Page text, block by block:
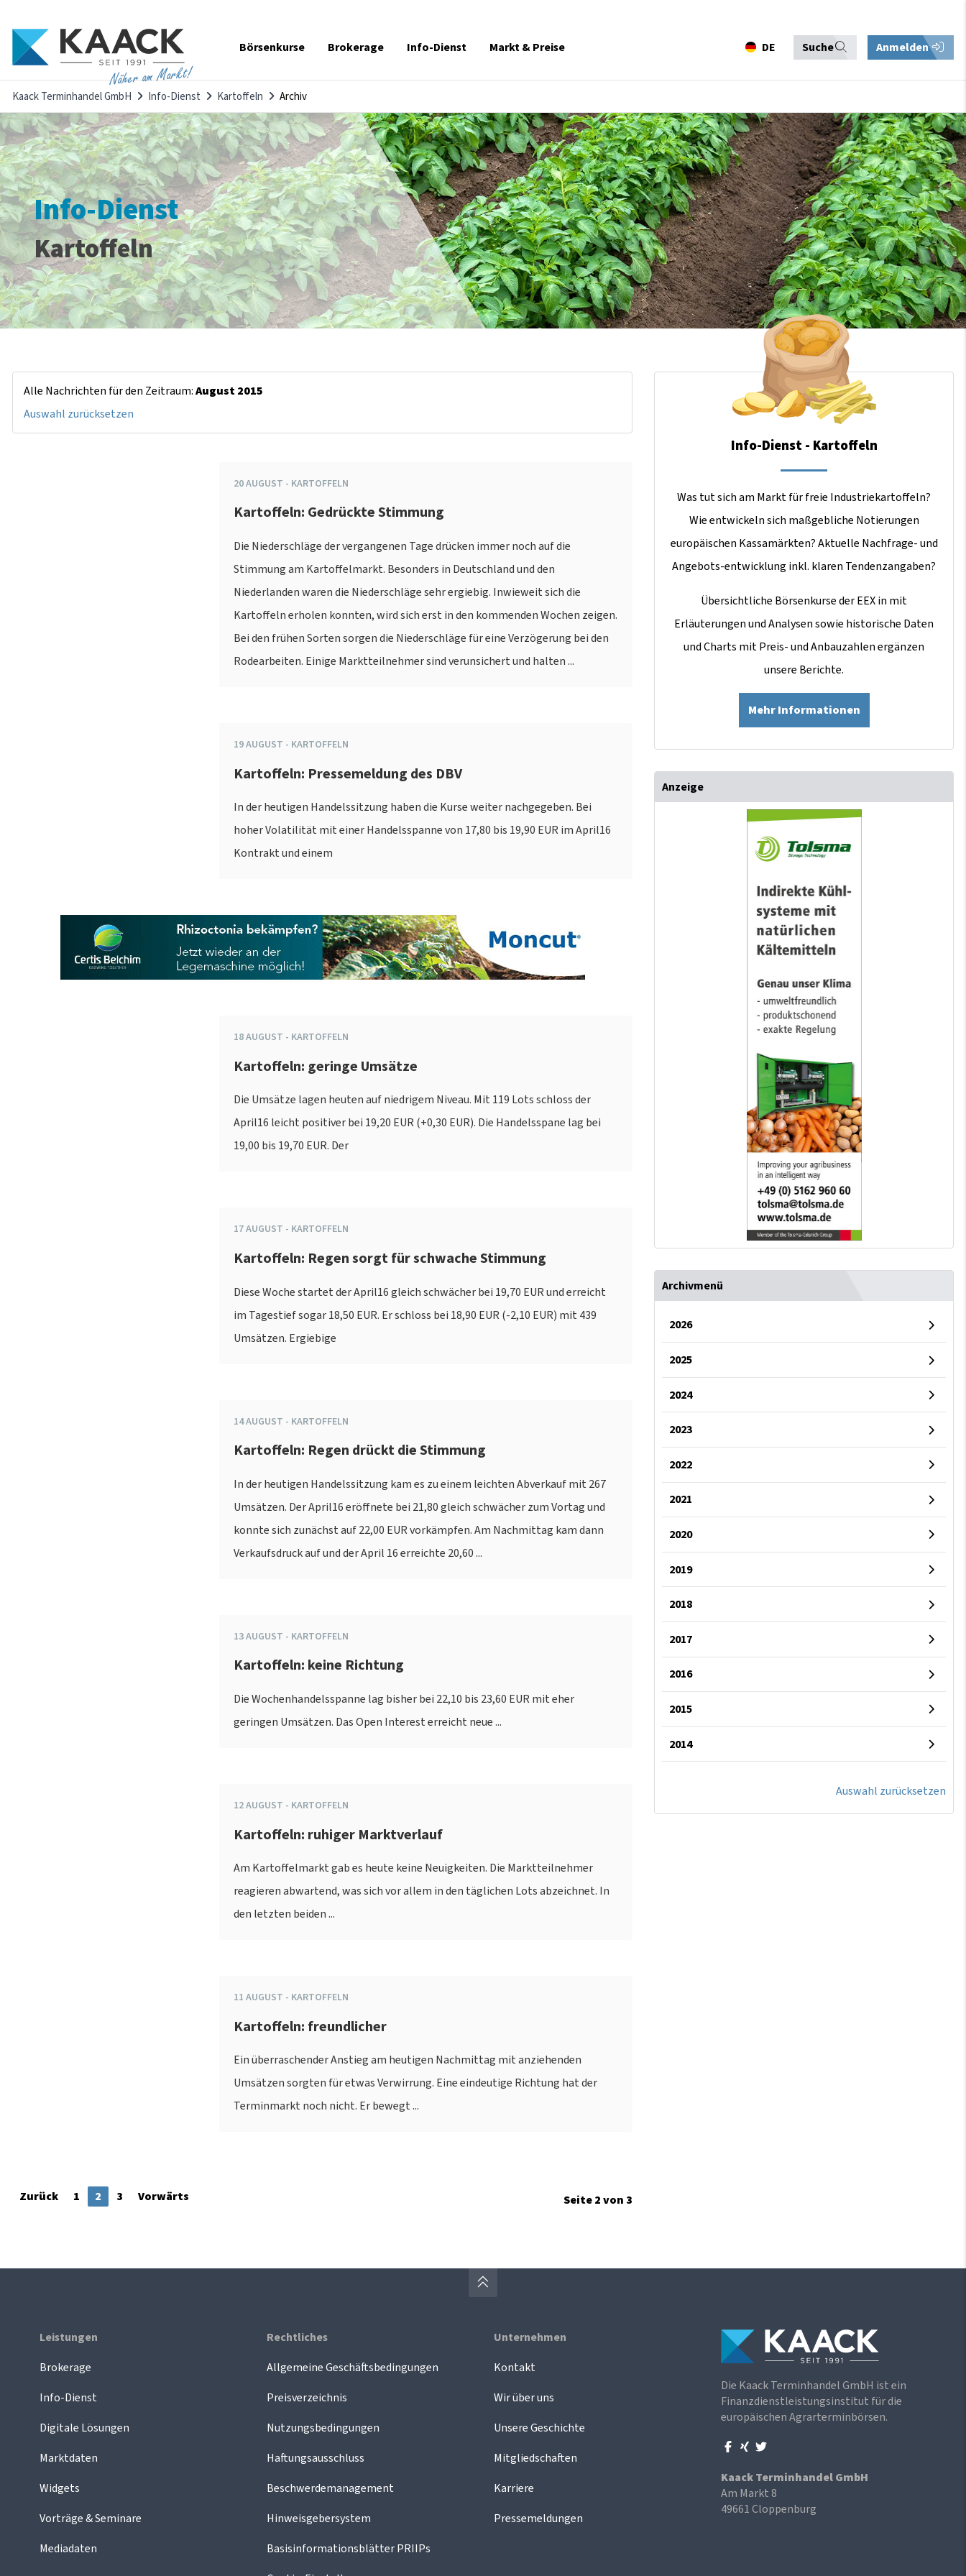
Näher am Markt!
Navigation
Börsenkurse Brokerage Info-Dienst Markt & Preise DE Suche Anmelden
Kaack Terminhandel GmbH Info-Dienst Kartoffeln Archiv
Info-Dienst
Kartoffeln
Alle Nachrichten für den Zeitraum:August 2015
Auswahl zurücksetzen
20AUGUST - KARTOFFELN
Kartoffeln: Gedrückte Stimmung
Die Niederschläge der vergangenen Tage drücken immer noch auf die
Stimmung am Kartoffelmarkt. Besonders in Deutschland und den
Niederlanden waren die Niederschläge sehr ergiebig. Inwieweit sich die
Kartoffeln erholen konnten, wird sich erst in den kommenden Wochen zeigen.
Bei den frühen Sorten sorgen die Niederschläge für eine Verzögerung bei den
Rodearbeiten. Einige Marktteilnehmer sind verunsichert und halten ...
19AUGUST - KARTOFFELN
Kartoffeln: Pressemeldung des DBV
In der heutigen Handelssitzung haben die Kurse weiter nachgegeben. Bei
hoher Volatilität mit einer Handelsspanne von 17,80 bis 19,90 EUR im April16
Kontrakt und einem
18AUGUST - KARTOFFELN
Kartoffeln: geringe Umsätze
Die Umsätze lagen heuten auf niedrigem Niveau. Mit 119 Lots schloss der
April16 leicht positiver bei 19,20 EUR (+0,30 EUR). Die Handelsspane lag bei
19,00 bis 19,70 EUR. Der
17AUGUST - KARTOFFELN
Kartoffeln: Regen sorgt für schwache Stimmung
Diese Woche startet der April16 gleich schwächer bei 19,70 EUR und erreicht
im Tagestief sogar 18,50 EUR. Er schloss bei 18,90 EUR (-2,10 EUR) mit 439
Umsätzen. Ergiebige
14AUGUST - KARTOFFELN
Kartoffeln: Regen drückt die Stimmung
In der heutigen Handelssitzung kam es zu einem leichten Abverkauf mit 267
Umsätzen. Der April16 eröffnete bei 21,80 gleich schwächer zum Vortag und
konnte sich zunächst auf 22,00 EUR vorkämpfen. Am Nachmittag kam dann
Verkaufsdruck auf und der April 16 erreichte 20,60 ...
13AUGUST - KARTOFFELN
Kartoffeln: keine Richtung
Die Wochenhandelsspanne lag bisher bei 22,10 bis 23,60 EUR mit eher
geringen Umsätzen. Das Open Interest erreicht neue ...
12AUGUST - KARTOFFELN
Kartoffeln: ruhiger Marktverlauf
Am Kartoffelmarkt gab es heute keine Neuigkeiten. Die Marktteilnehmer
reagieren abwartend, was sich vor allem in den täglichen Lots abzeichnet. In
den letzten beiden ...
11 AUGUST - KARTOFFELN
Kartoffeln: freundlicher
Ein überraschender Anstieg am heutigen Nachmittag mit anziehenden
Umsätzen sorgten für etwas Verwirrung. Eine eindeutige Richtung hat der
Terminmarkt noch nicht. Er bewegt ...
Seite 2 von 3
Zurück 1 2 3 Vorwärts
Info-Dienst - Kartoffeln
Was tut sich am Markt für freie Industriekartoffeln?
Wie entwickeln sich maßgebliche Notierungen
europäischen Kassamärkten? Aktuelle Nachfrage- und
Angebots-entwicklung inkl. klaren Tendenzangaben?
Übersichtliche Börsenkurse der EEX in mit
Erläuterungen und Analysen sowie historische Daten
und Charts mit Preis- und Anbauzahlen ergänzen
unsere Berichte.
Mehr Informationen
Anzeige
Archivmenü
2026
2025
2024
2023
2022
2021
2020
2019
2018
2017
2016
2015
2014
Auswahl zurücksetzen
Leistungen
Brokerage
Info-Dienst
Digitale Lösungen
Marktdaten
Widgets
Vorträge & Seminare
Mediadaten
Rechtliches
Allgemeine Geschäftsbedingungen
Preisverzeichnis
Nutzungsbedingungen
Haftungsausschluss
Beschwerdemanagement
Hinweisgebersystem
Basisinformationsblätter PRIIPs
Unternehmen
Kontakt
Wir über uns
Unsere Geschichte
Mitgliedschaften
Karriere
Pressemeldungen
Die Kaack Terminhandel GmbH ist ein
Finanzdienstleistungsinstitut für die
europäischen Agrarterminbörsen.
Kaack Terminhandel GmbH
Am Markt 8
49661 Cloppenburg